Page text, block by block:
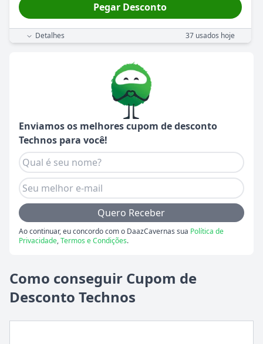
Pegar Desconto
Detalhes 37usados hoje
Enviamos os melhores cupom de desconto
Technos para você!
Quero Receber
Ao continuar, eu concordo com o DaazCavernas sua Política de
Privacidade,Termos e Condições.
Como conseguir Cupom de
Desconto Technos